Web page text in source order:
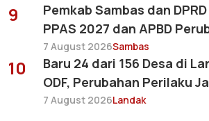
9
Pemkab Sambas dan
PPAS 2027 dan APBD
7 August 2026Sambas
10
Baru 24 dari 156 Desa di
ODF, Perubahan Perilaku
7 August 2026Landak